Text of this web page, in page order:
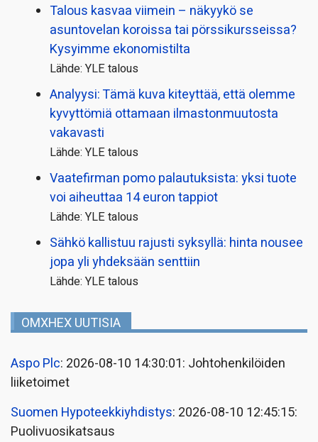
Talous kasvaa viimein – näkyykö se
asuntovelan koroissa tai pörssi­kursseissa?
Kysyimme ekonomistilta
Lähde: YLE talous
Analyysi: Tämä kuva kiteyttää, että olemme
kyvyttömiä ottamaan ilmaston­muutosta
vakavasti
Lähde: YLE talous
Vaatefirman pomo palautuksista: yksi tuote
voi aiheuttaa 14 euron tappiot
Lähde: YLE talous
Sähkö kallistuu rajusti syksyllä: hinta nousee
jopa yli yhdeksään senttiin
Lähde: YLE talous
OMXHEX UUTISIA
Aspo Plc: 2026-08-10 14:30:01: Johtohenkilöiden
liiketoimet
Suomen Hypoteekkiyhdistys: 2026-08-10 12:45:15:
Puolivuosikatsaus